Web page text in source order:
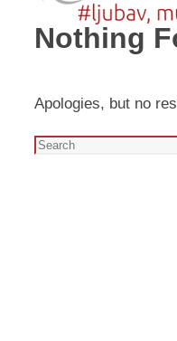
Nothing
Apologies, but no
Search